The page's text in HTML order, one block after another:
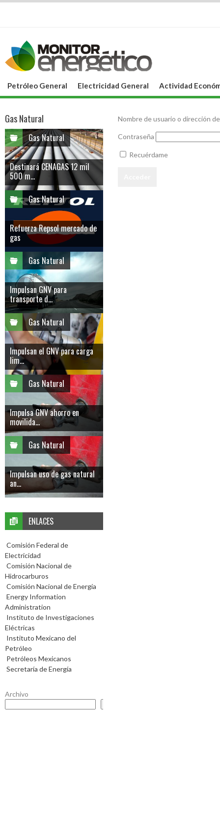
Petróleo General Electricidad General Actividad
Nombre de usuario o dirección
Contraseña
Recuérdame
Gas Natural
Gas Natural
Destinará CENAGAS 12 mil
500 m...
Gas Natural
Refuerza Repsol mercado de
gas
Gas Natural
Impulsan GNV para
transporte d...
Gas Natural
Impulsan el GNV para carga
lim...
Gas Natural
Impulsa GNV ahorro en
movilida...
Gas Natural
Impulsan uso de gas natural
an...
ENLACES
Comisión Federal de
Electricidad
Comisión Nacional de
Hidrocarburos
Comisión Nacional de Energía
Energy Information
Administration
Instituto de Investigaciones
Eléctricas
Instituto Mexicano del
Petróleo
Petróleos Mexicanos
Secretaría de Energía
Archivo